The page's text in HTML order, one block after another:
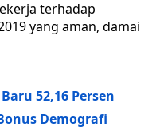
terhadap
yang aman, damai
52,16 Persen
Demografi